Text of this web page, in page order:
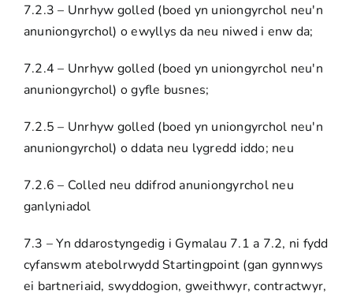
7.2.3 – Unrhyw golled (boed yn uniongyrchol neu'n
anuniongyrchol) o ewyllys da neu niwed i enw da;
7.2.4 – Unrhyw golled (boed yn uniongyrchol neu'n
anuniongyrchol) o gyfle busnes;
7.2.5 – Unrhyw golled (boed yn uniongyrchol neu'n
anuniongyrchol) o ddata neu lygredd iddo; neu
7.2.6 – Colled neu ddifrod anuniongyrchol neu
ganlyniadol
7.3 – Yn ddarostyngedig i Gymalau 7.1 a 7.2, ni fydd
cyfanswm atebolrwydd Startingpoint (gan gynnwys
ei bartneriaid, swyddogion, gweithwyr, contractwyr,